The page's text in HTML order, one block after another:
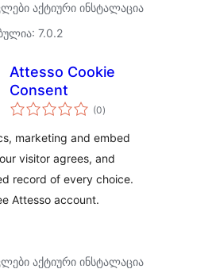
აქტიური ინსტალაცია
7.0.2
Attesso Cookie
Consent
(0საერთო
რეიტინგი
)
marketing and embed
visitor agrees, and
record of every choice.
Attesso account.
აქტიური ინსტალაცია